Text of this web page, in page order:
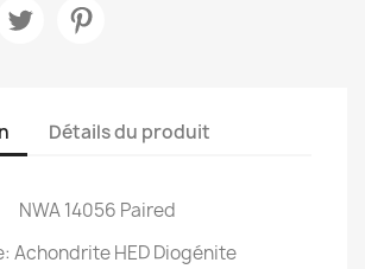
Détails du produit
NWA 14056 Paired
Achondrite HED Diogénite